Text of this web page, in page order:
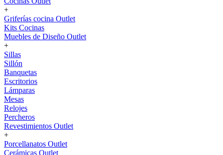
+
Griferías cocina Outlet
Kits Cocinas
Muebles de Diseño Outlet
+
Sillas
Sillón
Banquetas
Escritorios
Lámparas
Mesas
Relojes
Percheros
Revestimientos Outlet
+
Porcellanatos Outlet
Cerámicas Outlet